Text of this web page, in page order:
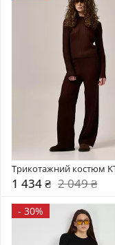
Трикотажний костюм
1 434 ₴ 2 049 ₴
- 30%